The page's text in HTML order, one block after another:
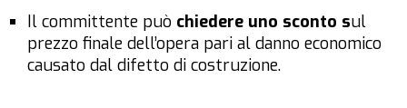
Il committente può chiedere uno sconto sul
prezzo finale dell’opera pari al danno economico
causato dal difetto di costruzione.